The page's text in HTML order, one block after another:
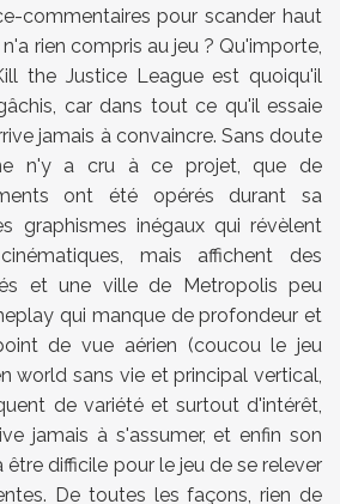
commentaires pour scander haut
rien compris au jeu ? Qu'importe,
the Justice League est quoiqu'il
car dans tout ce qu'il essaie
jamais à convaincre. Sans doute
n'y a cru à ce projet, que de
ont été opérés durant sa
graphismes inégaux qui révèlent
mais affichent des
et une ville de Metropolis peu
qui manque de profondeur et
de vue aérien (coucou le jeu
world sans vie et principal vertical,
de variété et surtout d'intérêt,
jamais à s'assumer, et enfin son
difficile pour le jeu de se relever
De toutes les façons, rien de